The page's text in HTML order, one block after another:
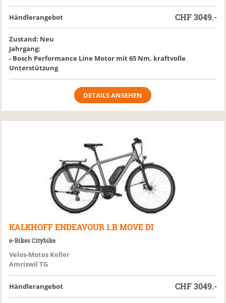
Händlerangebot CHF3049.-
Zustand: Neu
Jahrgang:
- Bosch Performance Line Motor mit 65 Nm, kraftvolle
Unterstützung
DETAILS ANSEHEN
KALKHOFF ENDEAVOUR 1.B MOVE DI
e-Bikes Citybike
Velos-Motos Keller
Amriswil TG
Händlerangebot CHF3049.-